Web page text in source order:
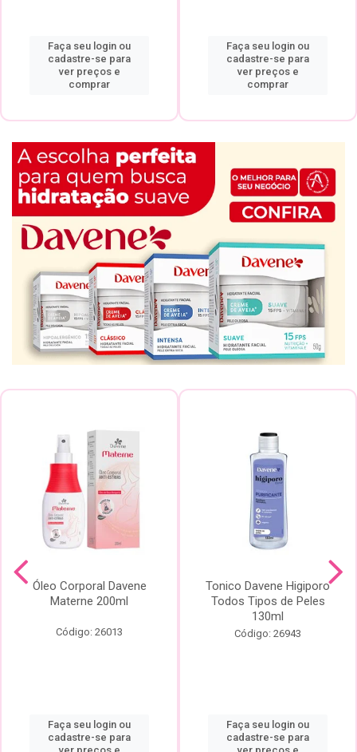
Faça seu login ou
cadastre-se para
ver preços e
comprar
Faça seu login ou
cadastre-se para
ver preços e
comprar
Óleo Corporal Davene
Materne 200ml
Código: 26013
Faça seu login ou
cadastre-se para
Tonico Davene Higiporo
Todos Tipos de Peles
130ml
Código: 26943
Faça seu login ou
cadastre-se para